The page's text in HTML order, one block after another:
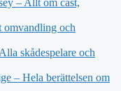
– Allt om cast,
omvandling och
skådespelare och
– Hela berättelsen om